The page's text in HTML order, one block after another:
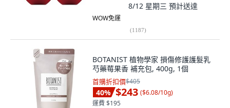
8/12 星期三 預計送達
WOW免運
(1187)
BOTANIST 植物學家 損傷修護護髮乳
芍藥莓果香 補充包, 400g, 1個
首購折扣價$405
40% $243 ($6.08/10g)
運費 $195